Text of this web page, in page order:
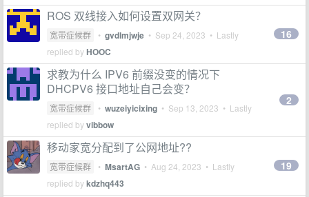
ROS 双线接入如何设置双网关？
宽带症候群 • gvdlmjwje • Sep 24, 2023 • Lastly
replied byHOOC
16
求教为什么 IPV6 前缀没变的情况下
DHCPV6 接口地址自己会变？
宽带症候群 • wuzeiyicixing • Sep 13, 2023 • Lastly
replied byvibbow
2
移动家宽分配到了公网地址??
宽带症候群 • MsartAG • Aug 24, 2023 • Lastly
replied bykdzhq443
19